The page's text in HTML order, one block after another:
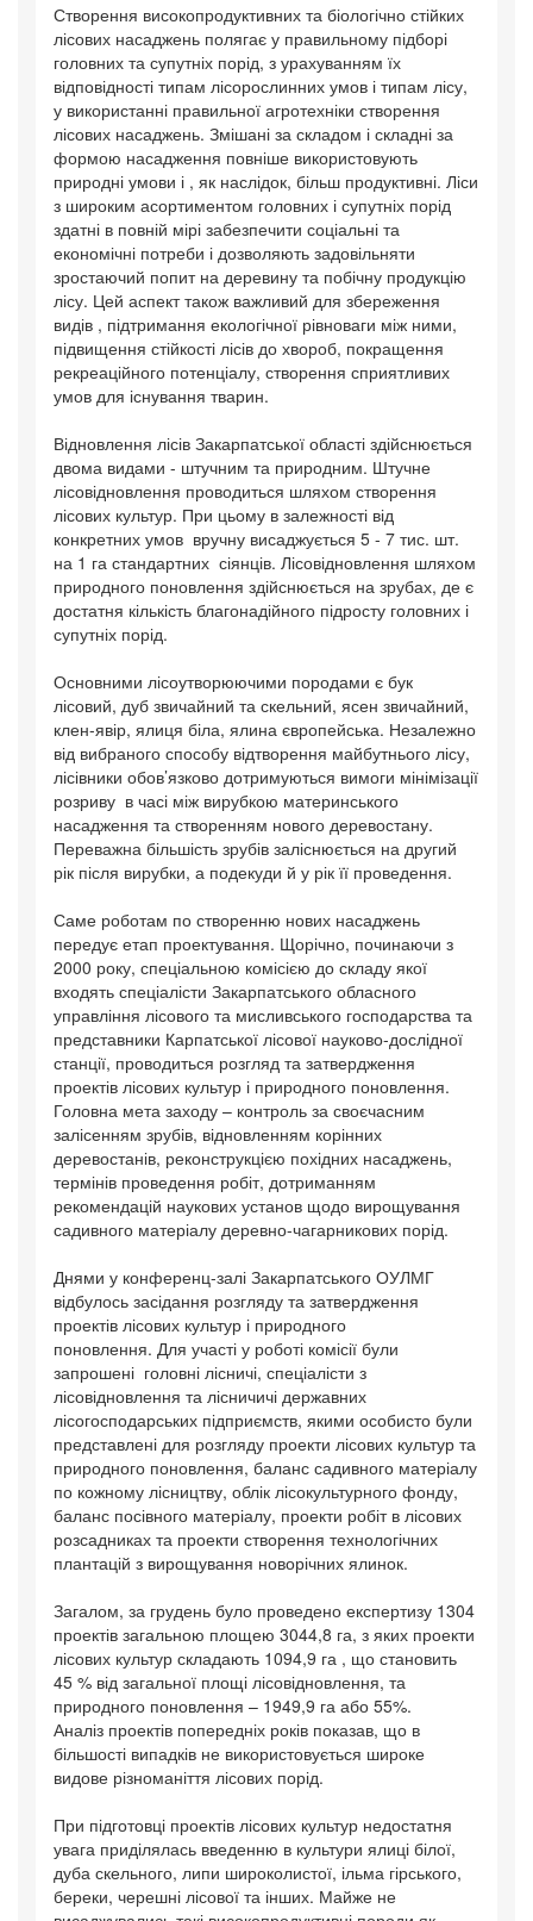
Створення високопродуктивних та біологічно стійких
лісових насаджень полягає у правильному підборі
головних та супутніх порід, з урахуванням їх
відповідності типам лісорослинних умов і типам лісу,
у використанні правильної агротехніки створення
лісових насаджень. Змішані за складом і складні за
формою насадження повніше використовують
природні умови і , як наслідок, більш продуктивні. Ліси
з широким асортиментом головних і супутніх порід
здатні в повній мірі забезпечити соціальні та
економічні потреби і дозволяють задовільняти
зростаючий попит на деревину та побічну продукцію
лісу. Цей аспект також важливий для збереження
видів , підтримання екологічної рівноваги між ними,
підвищення стійкості лісів до хвороб, покращення
рекреаційного потенціалу, створення сприятливих
умов для існування тварин.
Відновлення лісів Закарпатської області здійснюється
двома видами - штучним та природним. Штучне
лісовідновлення проводиться шляхом створення
лісових культур. При цьому в залежності від
конкретних умов вручну висаджується 5 - 7 тис. шт.
на 1 га стандартних сіянців. Лісовідновлення шляхом
природного поновлення здійснюється на зрубах, де є
достатня кількість благонадійного підросту головних і
супутніх порід.
Основними лісоутворюючими породами є бук
лісовий, дуб звичайний та скельний, ясен звичайний,
клен-явір, ялиця біла, ялина європейська. Незалежно
від вибраного способу відтворення майбутнього лісу,
лісівники обов’язково дотримуються вимоги мінімізації
розриву в часі між вирубкою материнського
насадження та створенням нового деревостану.
Переважна більшість зрубів заліснюється на другий
рік після вирубки, а подекуди й у рік її проведення.
Саме роботам по створенню нових насаджень
передує етап проектування. Щорічно, починаючи з
2000 року, спеціальною комісією до складу якої
входять спеціалісти Закарпатського обласного
управління лісового та мисливського господарства та
представники Карпатської лісової науково-дослідної
станції, проводиться розгляд та затвердження
проектів лісових культур і природного поновлення.
Головна мета заходу – контроль за своєчасним
залісенням зрубів, відновленням корінних
деревостанів, реконструкцією похідних насаджень,
термінів проведення робіт, дотриманням
рекомендацій наукових установ щодо вирощування
садивного матеріалу деревно-чагарникових порід.
Днями у конференц-залі Закарпатського ОУЛМГ
відбулось засідання розгляду та затвердження
проектів лісових культур і природного
поновлення. Для участі у роботі комісії були
запрошені головні лісничі, спеціалісти з
лісовідновлення та лісничичі державних
лісогосподарських підприємств, якими особисто були
представлені для розгляду проекти лісових культур та
природного поновлення, баланс садивного матеріалу
по кожному лісництву, облік лісокультурного фонду,
баланс посівного матеріалу, проекти робіт в лісових
розсадниках та проекти створення технологічних
плантацій з вирощування новорічних ялинок.
Загалом, за грудень було проведено експертизу 1304
проектів загальною площею 3044,8 га, з яких проекти
лісових культур складають 1094,9 га , що становить
45 % від загальної площі лісовідновлення, та
природного поновлення – 1949,9 га або 55%.
Аналіз проектів попередніх років показав, що в
більшості випадків не використовується широке
видове різноманіття лісових порід.
При підготовці проектів лісових культур недостатня
увага приділялась введенню в культури ялиці білої,
дуба скельного, липи широколистої, ільма гірського,
береки, черешні лісової та інших. Майже не